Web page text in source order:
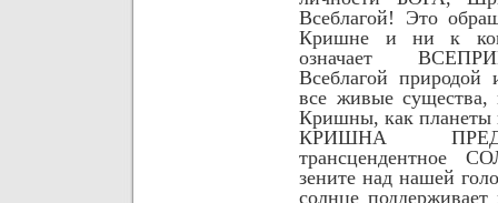
Всеблагой! Это
Кришне и ни к
означает
Всеблагой
все живые существа,
Кришны, как планеты
КРИШНА
трансцендентное
зените над нашей
солнце